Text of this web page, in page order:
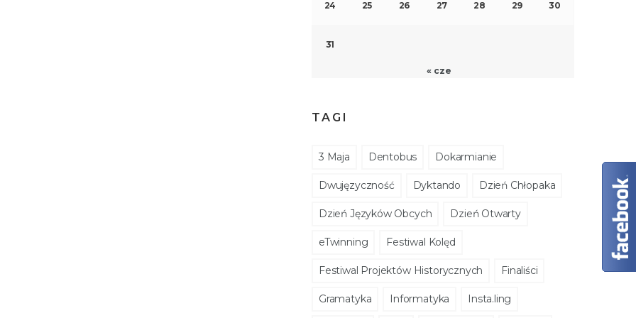
24 25 26 27 28 29 30
31
« cze
TAGI
3 Maja Dentobus Dokarmianie
Dwujęzyczność Dyktando Dzień Chłopaka
Dzień Języków Obcych Dzień Otwarty
eTwinning Festiwal Kolęd
Festiwal Projektów Historycznych Finaliści
Gramatyka Informatyka Insta.ling